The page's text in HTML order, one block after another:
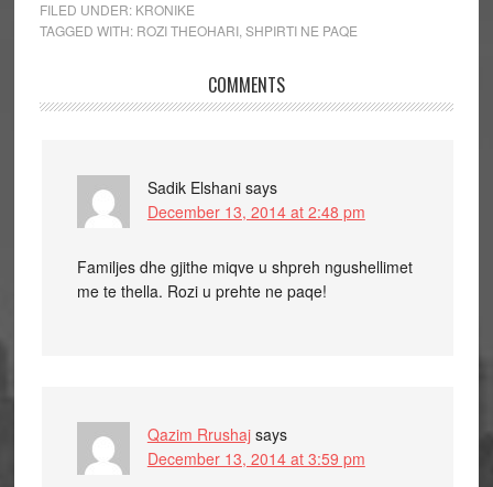
FILED UNDER: KRONIKE
TAGGED WITH: ROZI THEOHARI, SHPIRTI NE PAQE
COMMENTS
Sadik Elshani says
December 13, 2014 at 2:48 pm
Familjes dhe gjithe miqve u shpreh ngushellimet
me te thella. Rozi u prehte ne paqe!
Qazim Rrushaj says
December 13, 2014 at 3:59 pm